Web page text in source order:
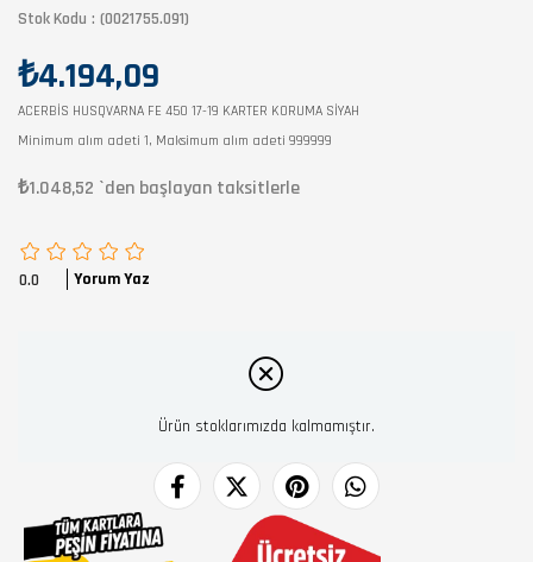
Stok Kodu (0021755.091)
₺4.194,09
ACERBİS HUSQVARNA FE 450 17-19 KARTER KORUMA SİYAH
Minimum alım adeti 1, Maksimum alım adeti 999999
₺1.048,52 `den başlayan taksitlerle
0.0 Yorum Yaz
Ürün stoklarımızda kalmamıştır.